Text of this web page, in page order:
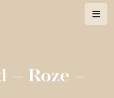
Roze –